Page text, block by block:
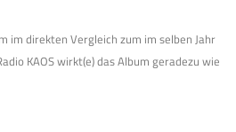
im direkten Vergleich zum im selben Jahr
KAOS wirkt(e) das Album geradezu wie